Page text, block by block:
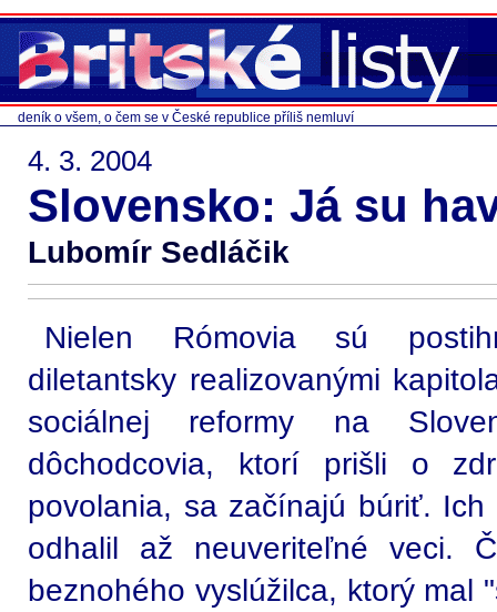
deník o všem, o čem se v České republice příliš nemluví
4. 3. 2004
Slovensko: Já su
Lubomír Sedláčik
Nielen Rómovia sú
diletantsky realizovanými
sociálnej reformy na
dôchodcovia, ktorí prišli o
povolania, sa začínajú búriť.
odhalil až neuveriteľné veci.
beznohého vyslúžilca, ktorý mal